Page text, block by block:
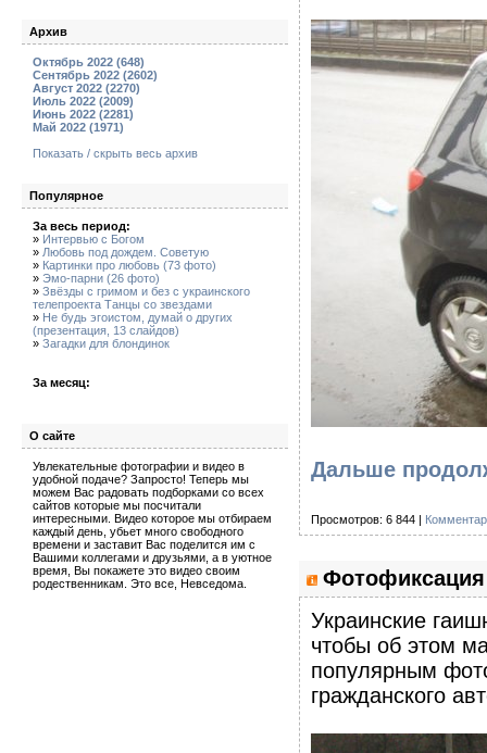
Архив
Октябрь 2022 (648)
Сентябрь 2022 (2602)
Август 2022 (2270)
Июль 2022 (2009)
Июнь 2022 (2281)
Май 2022 (1971)
Показать / скрыть весь архив
Популярное
За весь период:
» Интервью с Богом
» Любовь под дождем. Советую
» Картинки про любовь (73 фото)
» Эмо-парни (26 фото)
» Звёзды с гримом и без с украинского
телепроекта Танцы со звездами
» Не будь эгоистом, думай о других
(презентация, 13 слайдов)
» Загадки для блондинок
За месяц:
О сайте
Увлекательные фотографии и видео в
удобной подаче? Запросто! Теперь мы
можем Вас радовать подборками со всех
сайтов которые мы посчитали
интересными. Видео которое мы отбираем
каждый день, убьет много свободного
времени и заставит Вас поделится им с
Вашими коллегами и друзьями, а в уютное
время, Вы покажете это видео своим
родественникам. Это все, Невседома.
Дальше
Просмотров: 6 844 |
Фотофиксация
Украинские
чтобы об этом
популярным
гражданского